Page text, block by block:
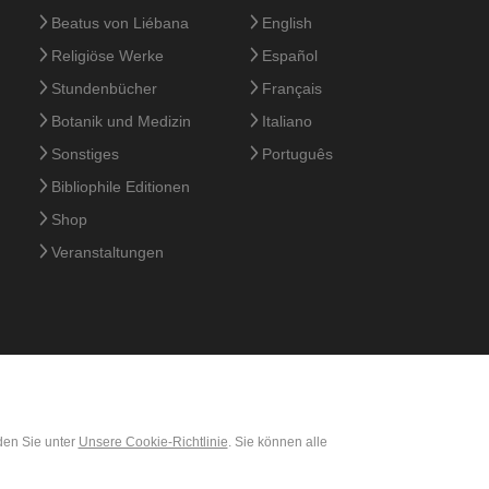
Beatus von Liébana
Religiöse Werke
Stundenbücher
Botanik und Medizin
Sonstiges
Bibliophile Editionen
Shop
Veranstaltungen
English
Español
Français
Italiano
Português
Sie unter Unsere Cookie-Richtlinie. Sie können alle